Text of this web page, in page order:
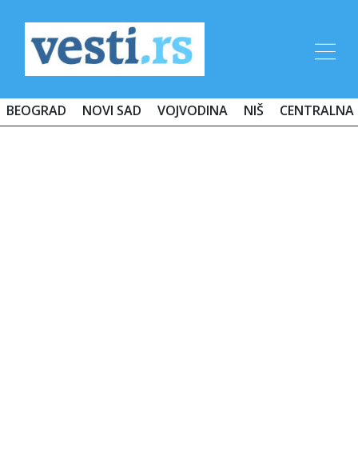
BEOGRAD NOVI SAD VOJVODINA NIŠ CENTRALNA